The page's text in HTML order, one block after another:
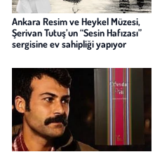
Ankara Resim ve Heykel Müzesi,
Şerivan Tutuş’un “Sesin Hafızası”
sergisine ev sahipliği yapıyor